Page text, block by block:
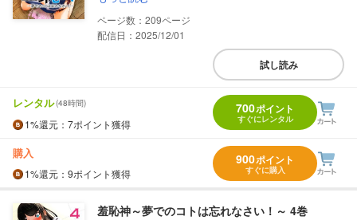
209
配信日：2025/12/01
試し読み
レンタル(48時間)
1%還元 ：7ポイント獲得
700ポイント
すぐにレンタル
購入
1%還元 ：9ポイント獲得
900ポイント
すぐに購入
羞恥神～夢でのコトは忘れなさい！～ 4巻